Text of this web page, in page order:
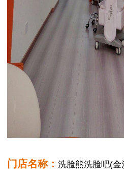
门店名称： 洗脸熊洗脸吧(金